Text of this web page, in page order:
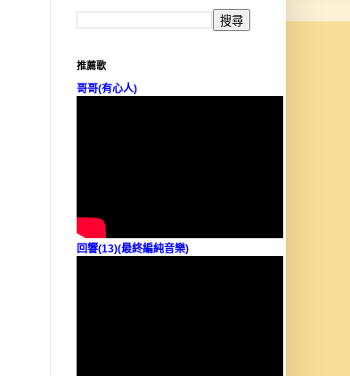
推薦歌
哥哥(有心人)
回響(13)(最終編純音樂)